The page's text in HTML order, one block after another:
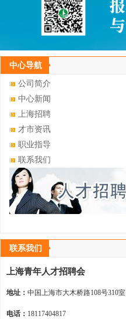
中心导航
公司简介
中心新闻
上海招聘
才市资讯
职业指导
联系我们
联系我们
上海青年人才招聘会
地址： 中国上海市大木桥路108号310室
电话： 18117404817